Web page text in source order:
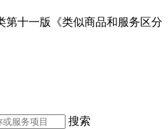
第十一版《类似商品和服务区分
搜索